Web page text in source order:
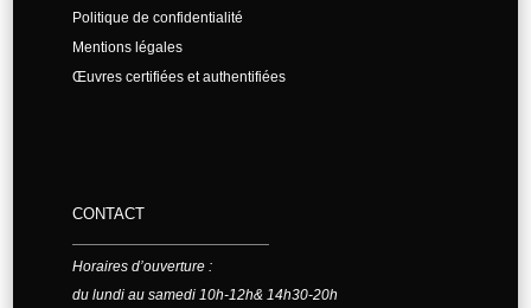
Politique de confidentialité
Mentions légales
Œuvres certifiées et authentifiées
CONTACT
Horaires d’ouverture :
du lundi au samedi 10h-12h& 14h30-20h